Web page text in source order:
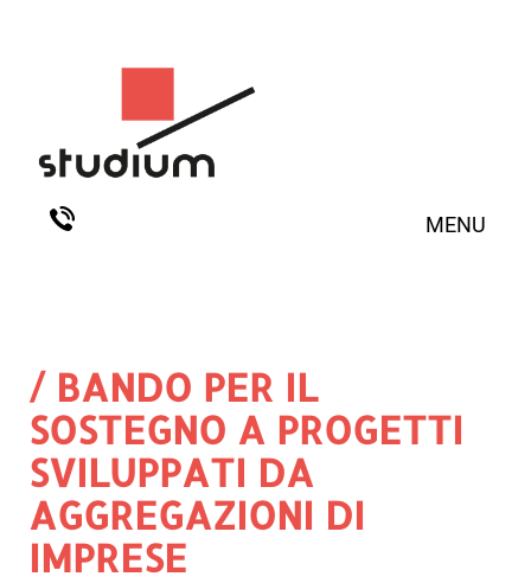
MENU
/ BANDO PER IL
SOSTEGNO A PROGETTI
SVILUPPATI DA
AGGREGAZIONI DI
IMPRESE